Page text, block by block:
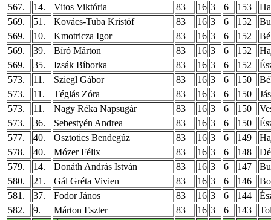
567.
14. Vitos Viktória 83 16 3 6 153
569.
51. Kovács-Tuba Kristóf 83 16 3 6 152
569.
10. Kmotricza Igor 83 16 3 6 152
569.
39. Bíró Márton 83 16 3 6 152
569.
35. Izsák Bíborka 83 16 3 6 152
573.
11. Sziegl Gábor 83 16 3 6 150
573.
11. Téglás Zóra 83 16 3 6 150
573.
11. Nagy Réka Napsugár 83 16 3 6 150
573.
36. Sebestyén Andrea 83 16 3 6 150
577.
40. Osztotics Bendegúz 83 16 3 6 149
578.
40. Mózer Félix 83 16 3 6 148
579.
14. Donáth András István 83 16 3 6 147
580.
21. Gál Gréta Vivien 83 16 3 6 146
581.
37. Fodor János 83 16 3 6 144
582.
9. Márton Eszter 83 16 3 6 143